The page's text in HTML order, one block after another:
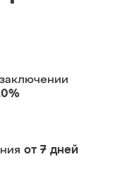
от 7 дней